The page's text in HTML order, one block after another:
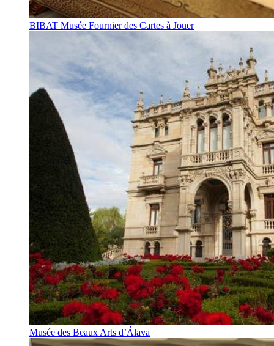
BIBAT Musée Fournier des Cartes à Jouer
Musée des Beaux Arts d’Álava